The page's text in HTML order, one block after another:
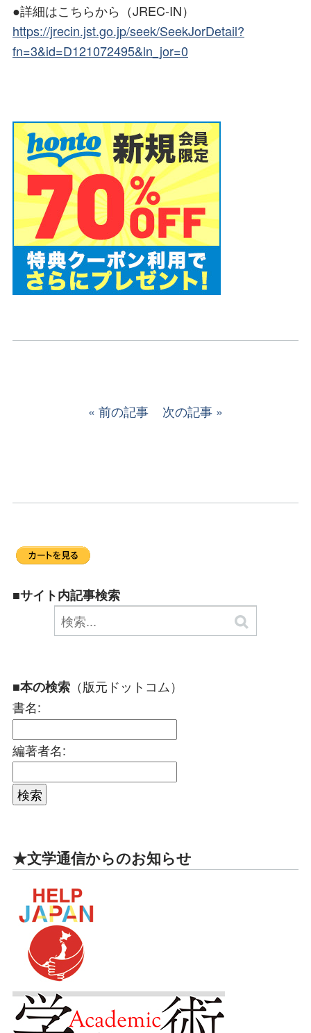
●詳細はこちらから（JREC-IN）
https://jrecin.jst.go.jp/seek/SeekJorDetail?
fn=3&id=D121072495&ln_jor=0
前の記事 次の記事
■サイト内記事検索
■本の検索 （版元ドットコム）
書名:
編著者名:
★文学通信からのお知らせ